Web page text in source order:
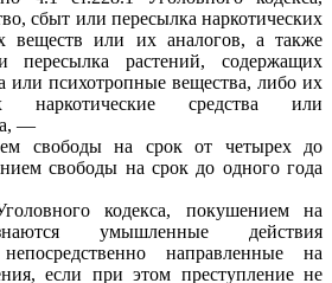
сбыт или пересылка наркотических
веществ или их аналогов, а также
пересылка растений, содержащих
или психотропные вещества, либо их
наркотические средства или
—
свободы на срок от четырех до
свободы на срок до одного года
кодекса, покушением на
умышленные действия
направленные на
если при этом преступление не